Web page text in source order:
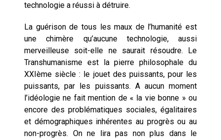
technologie a réussi à détruire.
La guérison de tous les maux de l’humanité est
une chimère qu’aucune technologie, aussi
merveilleuse soit-elle ne saurait résoudre. Le
Transhumanisme est la pierre philosophale du
XXIème siècle : le jouet des puissants, pour les
puissants, par les puissants. A aucun moment
l’idéologie ne fait mention de « la vie bonne » ou
encore des problématiques sociales, égalitaires
et démographiques inhérentes au progrès ou au
non-progrès. On ne lira pas non plus dans le